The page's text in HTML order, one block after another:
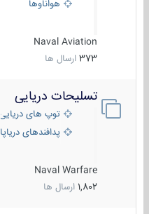
هواناوها
Naval Aviation
373 ارسال ها
تسلیحات دریایی
توپ های دریایی
پدافندهای دریاپایه
Naval Warfare
1,802 ارسال ها